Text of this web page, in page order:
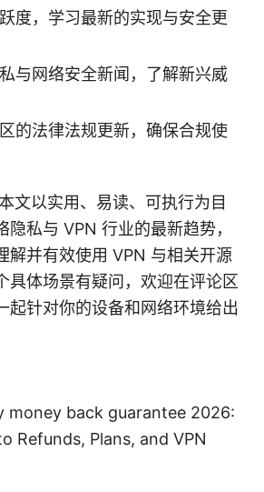
度，学习最新的实现与安全更
与网络安全新闻，了解新兴威
的法律法规更新，确保合规使
文以实用、易读、可执行为目
隐私与 VPN 行业的最新趋势，
解并有效使用 VPN 与相关开源
具体场景有疑问，欢迎在评论区
起针对你的设备和网络环境给出
money back guarantee 2026:
Refunds, Plans, and VPN